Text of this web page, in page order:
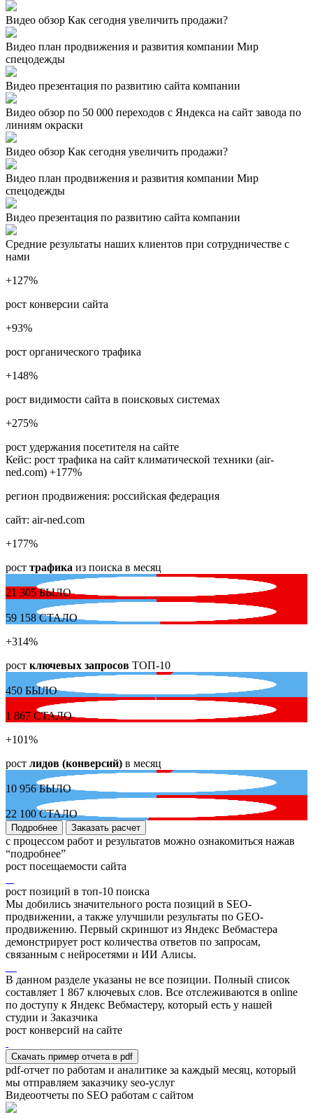
Видео обзор Как сегодня увеличить продажи?
Видео план продвижения и развития компании Мир
спецодежды
Видео презентация по развитию сайта компании
Видео обзор по 50 000 переходов с Яндекса на сайт завода по
линиям окраски
Видео обзор Как сегодня увеличить продажи?
Видео план продвижения и развития компании Мир
спецодежды
Видео презентация по развитию сайта компании
Средние результаты наших клиентов при сотрудничестве с
нами
+127%
рост конверсии сайта
+93%
рост органического трафика
+148%
рост видимости сайта в поисковых системах
+275%
рост удержания посетителя на сайте
Кейс: рост трафика на сайт климатической техники (air-
ned.com) +177%
регион продвижения: российская федерация
сайт: air-ned.com
+177%
рост трафика из поиска в месяц
21 305БЫЛО
59 158СТАЛО
+314%
рост ключевых запросов ТОП-10
450 БЫЛО
1 867 СТАЛО
+101%
рост лидов (конверсий) в месяц
10 956БЫЛО
22 100СТАЛО
Подробнее Заказать расчет
с процессом работ и результатов можно ознакомиться нажав
“подробнее”
рост посещаемости сайта
рост позиций в топ-10 поиска
Мы добились значительного роста позиций в SEO-
продвижении, а также улучшили результаты по GEO-
продвижению. Первый скриншот из Яндекс Вебмастера
демонстрирует рост количества ответов по запросам,
связанным с нейросетями и ИИ Алисы.
В данном разделе указаны не все позиции. Полный список
составляет 1 867 ключевых слов. Все отслеживаются в online
по доступу к Яндекс Вебмастеру, который есть у нашей
студии и Заказчика
рост конверсий на сайте
Скачать пример отчета в pdf
pdf-отчет по работам и аналитике за каждый месяц, который
мы отправляем заказчику seo-услуг
Видеоотчеты по SEO работам с сайтом